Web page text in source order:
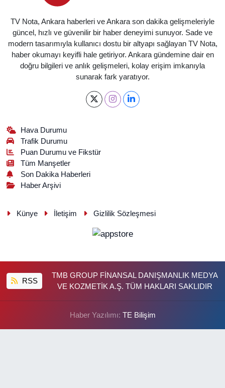
TV Nota, Ankara haberleri ve Ankara son dakika gelişmeleriyle
güncel, hızlı ve güvenilir bir haber deneyimi sunuyor. Sade ve
modern tasarımıyla kullanıcı dostu bir altyapı sağlayan TV Nota,
haber okumayı keyifli hale getiriyor. Ankara gündemine dair en
doğru bilgileri ve anlık gelişmeleri, kolay erişim imkanıyla
sunarak fark yaratıyor.
Hava Durumu
Trafik Durumu
Puan Durumu ve Fikstür
Tüm Manşetler
Son Dakika Haberleri
Haber Arşivi
Künye İletişim Gizlilik Sözleşmesi
RSS
TMB GROUP FİNANSAL DANIŞMANLIK MEDYA
VE KOZMETİK A.Ş. TÜM HAKLARI SAKLIDIR
Haber Yazılımı: TE Bilişim